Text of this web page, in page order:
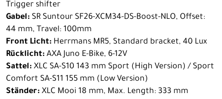
Trigger shifter
Gabel: SR Suntour SF26-XCM34-DS-Boost-NLO, Offset:
44 mm, Travel: 100mm
Front Licht: Herrmans MR5, Standard bracket, 40 Lux
Rücklicht: AXA Juno E-Bike, 6-12V
Sattel: XLC SA-S10 143 mm Sport (High Version) / Sport
Comfort SA-S11 155 mm (Low Version)
Ständer: XLC Mooi 18 mm, Max. Length: 333 mm